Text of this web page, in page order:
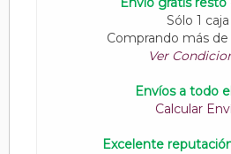
Sólo 1 caja
Comprando más
Ver
Envíos a todo
Calcular
Excelente